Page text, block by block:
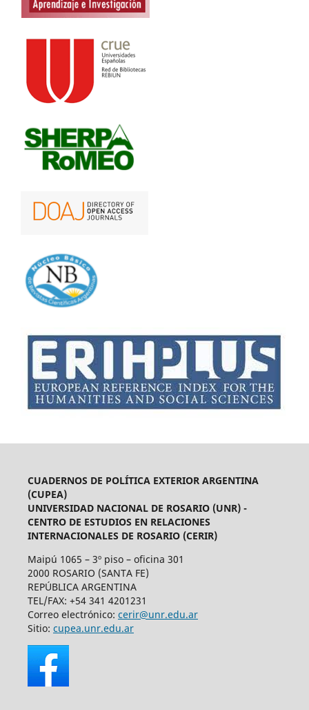
CUADERNOS DE POLÍTICA EXTERIOR ARGENTINA
(CUPEA)
UNIVERSIDAD NACIONAL DE ROSARIO (UNR) -
CENTRO DE ESTUDIOS EN RELACIONES
INTERNACIONALES DE ROSARIO (CERIR)
Maipú 1065 – 3º piso – oficina 301
2000 ROSARIO (SANTA FE)
REPÚBLICA ARGENTINA
TEL/FAX: +54 341 4201231
Correo electrónico: cerir@unr.edu.ar
Sitio: cupea.unr.edu.ar